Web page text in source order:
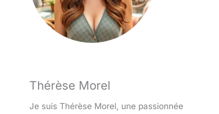
Thérèse Morel
Je suis Thérèse Morel, une passionnée